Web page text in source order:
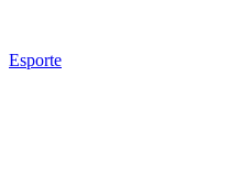
Esporte